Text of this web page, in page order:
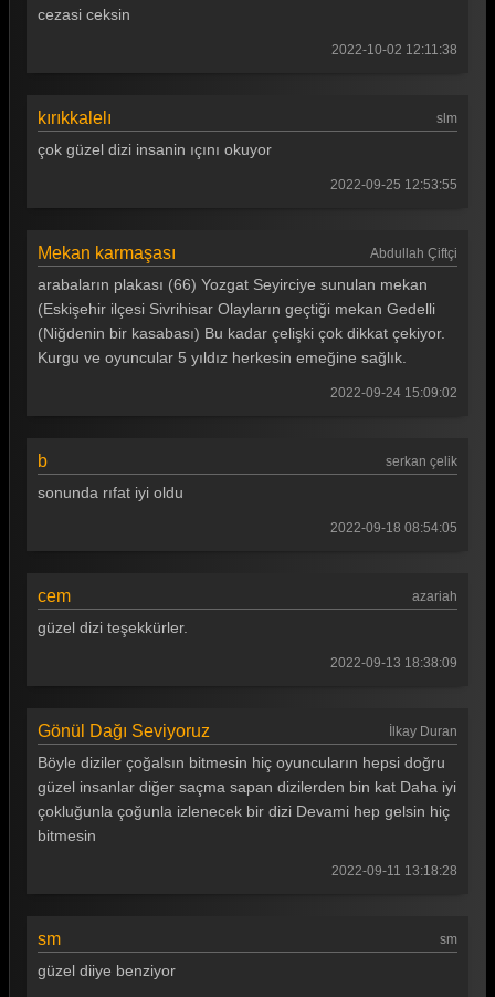
Gönül Dağı 30. Bölüm
Gönül Dağı 27. Bölüm
Gönül Dağı 24. Bölüm
Gönül Dağı 23. Bölüm
Gönül Dağı 22. Bölüm
Gönül Dağı 18. Bölüm
Gönül Dağı 15. Bölüm
Gönül Dağı 12. Bölüm
Gönül Dağı 11. Bölüm
Gönül Dağı 10. Bölüm
Gönül Dağı 6. Bölüm
cezasi ceksin
2022-10-02 12:11:38
kırıkkalelı slm
çok güzel dizi insanin ıçını okuyor
2022-09-25 12:53:55
Mekan karmaşası Abdullah Çiftçi
arabaların plakası (66) Yozgat Seyirciye sunulan mekan
(Eskişehir ilçesi Sivrihisar Olayların geçtiği mekan Gedelli
(Niğdenin bir kasabası) Bu kadar çelişki çok dikkat çekiyor.
Kurgu ve oyuncular 5 yıldız herkesin emeğine sağlık.
2022-09-24 15:09:02
b serkan çelik
sonunda rıfat iyi oldu
2022-09-18 08:54:05
cem azariah
güzel dizi teşekkürler.
2022-09-13 18:38:09
Gönül Dağı Seviyoruz İlkay Duran
Böyle diziler çoğalsın bitmesin hiç oyuncuların hepsi doğru
güzel insanlar diğer saçma sapan dizilerden bin kat Daha iyi
çokluğunla çoğunla izlenecek bir dizi Devami hep gelsin hiç
bitmesin
2022-09-11 13:18:28
sm sm
güzel diiye benziyor